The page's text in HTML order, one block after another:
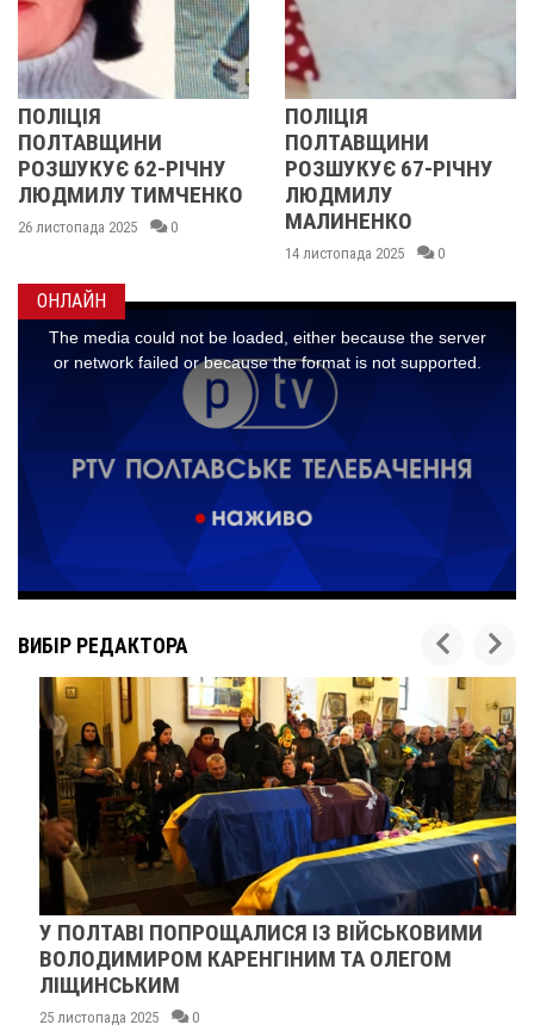
РІЧНУ
0
ПОЛТАВЩИНИ
РОЗШУКУЄ 67-РІЧНУ
ЛЮДМИЛУ
МАЛИНЕНКО
0
ОБЛАСТІ
ОНЛАЙН
ВИБІР РЕДАКТОРА
У ПОЛТАВІ ПОПРОЩАЛИСЯ ІЗ ВІЙСЬКОВИМИ
ВОЛОДИМИРОМ КАРЕНГІНИМ ТА ОЛЕГОМ
ЛІЩИНСЬКИМ
25 листопада 2025 0